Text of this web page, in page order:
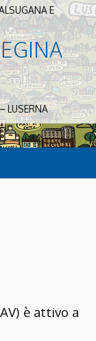
E
LUSERNA
è attivo a